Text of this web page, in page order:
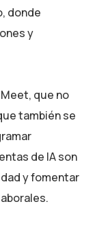
donde
y
que no
también se
de IA son
y fomentar